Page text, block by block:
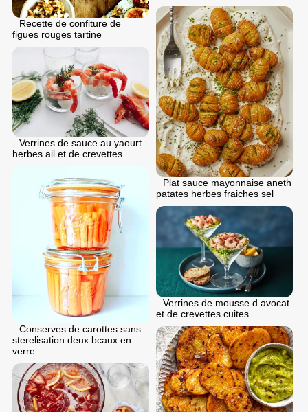
Recette de confiture de
figues rouges tartine
Plat sauce mayonnaise aneth
patates herbes fraiches sel
Verrines de sauce au yaourt
herbes ail et de crevettes
Conserves de carottes sans
sterelisation deux bcaux en
verre
Verrines de mousse d avocat
et de crevettes cuites